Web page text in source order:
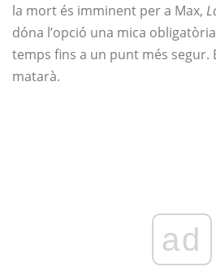
la mort és imminent per a Max,
dóna l’opció una mica
temps fins a un punt més segur.
matarà.
ad